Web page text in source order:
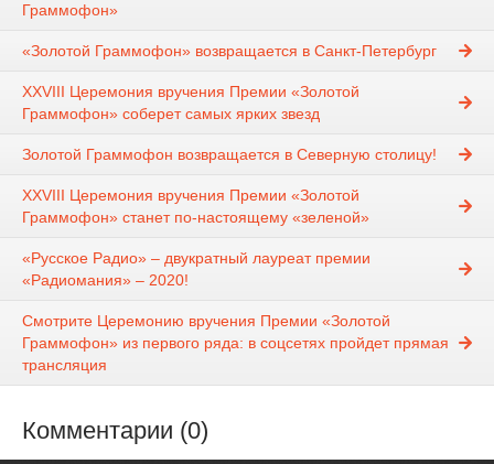
Граммофон»
«Золотой Граммофон» возвращается в Санкт-Петербург
XXVIII Церемония вручения Премии «Золотой
Граммофон» соберет самых ярких звезд
Золотой Граммофон возвращается в Северную столицу!
XXVIII Церемония вручения Премии «Золотой
Граммофон» станет по-настоящему «зеленой»
«Русское Радио» – двукратный лауреат премии
«Радиомания» – 2020!
Смотрите Церемонию вручения Премии «Золотой
Граммофон» из первого ряда: в соцсетях пройдет прямая
трансляция
Комментарии (0)